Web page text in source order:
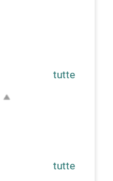
tutte
tutte